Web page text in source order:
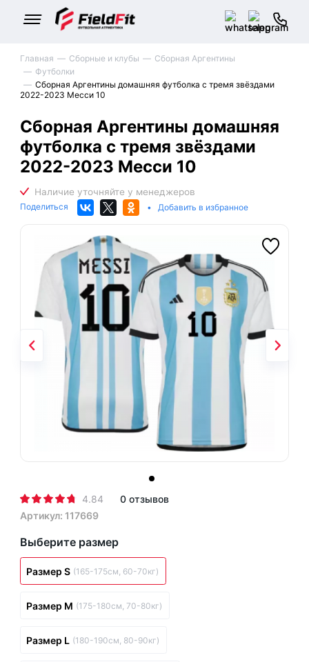
Главная Сборные и клубы
Сборная Аргентины
Футболки
Сборная Аргентины домашняя футболка с тремя звёздами
2022-2023 Месси 10
Сборная Аргентины домашняя
футболка с тремя звёздами
2022-2023 Месси 10
Поделиться • Добавить в избранное
4.84
0 отзывов
Артикул: 117669
Выберите размер
Размер S (165-175см, 60-70кг)
Размер M (175-180см, 70-80кг)
Размер L (180-190см, 80-90кг)